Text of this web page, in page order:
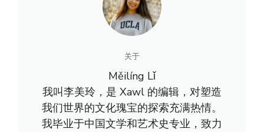
关于
Měilíng Lǐ
我叫李美玲，是 Xawl 的编辑，对塑造
我们世界的文化瑰宝的探索充满热情。
我毕业于中国文学和艺术史专业，致力